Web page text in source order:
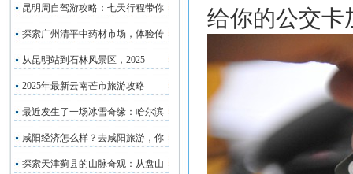
昆明周自驾游攻略：七天行程带你
探索广州清平中药材市场，体验传
从昆明站到石林风景区，2025
2025年最新云南芒市旅游攻略
最近发生了一场冰雪奇缘：哈尔滨
咸阳经济怎么样？去咸阳旅游，你
探索天津蓟县的山脉奇观：从盘山
给你的公交卡